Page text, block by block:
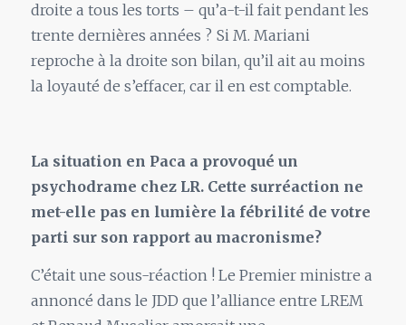
droite a tous les torts – qu’a-t-il fait pendant les
trente dernières années ? Si M. Mariani
reproche à la droite son bilan, qu’il ait au moins
la loyauté de s’effacer, car il en est comptable.
La situation en Paca a provoqué un
psychodrame chez LR. Cette surréaction ne
met-elle pas en lumière la fébrilité de votre
parti sur son rapport au macronisme?
C’était une sous-réaction ! Le Premier ministre a
annoncé dans le JDD que l’alliance entre LREM